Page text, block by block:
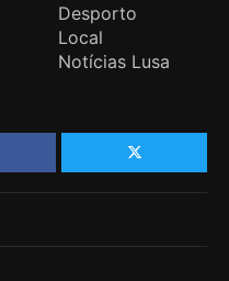
Desporto
Local
Notícias Lusa